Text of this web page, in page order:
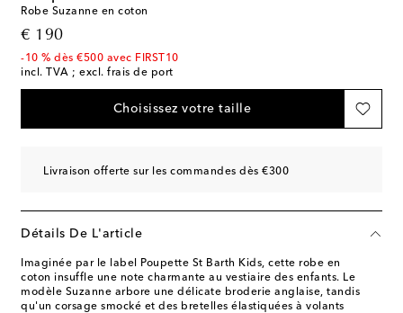
Robe Suzanne en coton
€ 190
original price
-10 % dès €500 avec FIRST10
incl. TVA ; excl. frais de port
Choisissez votre taille
Livraison offerte sur les commandes dès €300
Détails De L'article
Imaginée par le label Poupette St Barth Kids, cette robe en
coton insuffle une note charmante au vestiaire des enfants. Le
modèle Suzanne arbore une délicate broderie anglaise, tandis
qu'un corsage smocké et des bretelles élastiquées à volants